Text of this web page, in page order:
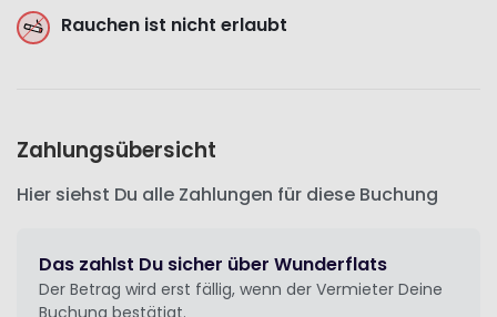
Rauchen ist nicht erlaubt
Zahlungsübersicht
Hier siehst Du alle Zahlungen für diese Buchung
Das zahlst Du sicher über Wunderflats
Der Betrag wird erst fällig, wenn der Vermieter Deine
Buchung bestätigt.